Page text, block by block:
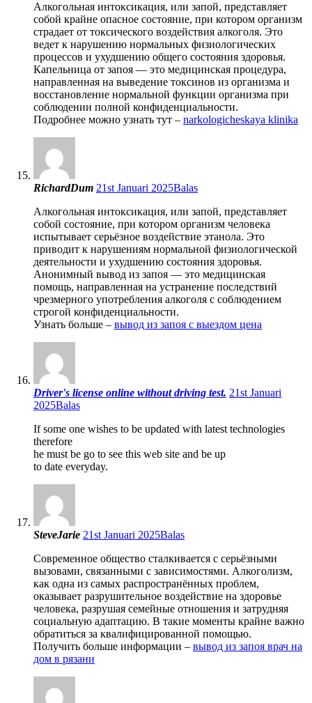
Алкогольная интоксикация, или запой, представляет
собой крайне опасное состояние, при котором организм
страдает от токсического воздействия алкоголя. Это
ведет к нарушению нормальных физиологических
процессов и ухудшению общего состояния здоровья.
Капельница от запоя — это медицинская процедура,
направленная на выведение токсинов из организма и
восстановление нормальной функции организма при
соблюдении полной конфиденциальности.
Подробнее можно узнать тут – narkologicheskaya klinika
RichardDum 21st Januari 2025Balas
Алкогольная интоксикация, или запой, представляет
собой состояние, при котором организм человека
испытывает серьёзное воздействие этанола. Это
приводит к нарушениям нормальной физиологической
деятельности и ухудшению состояния здоровья.
Анонимный вывод из запоя — это медицинская
помощь, направленная на устранение последствий
чрезмерного употребления алкоголя с соблюдением
строгой конфиденциальности.
Узнать больше – вывод из запоя с выездом цена
Driver's license online without driving test. 21st Januari
2025Balas
If some one wishes to be updated with latest technologies
therefore
he must be go to see this web site and be up
to date everyday.
SteveJarie 21st Januari 2025Balas
Современное общество сталкивается с серьёзными
вызовами, связанными с зависимостями. Алкоголизм,
как одна из самых распространённых проблем,
оказывает разрушительное воздействие на здоровье
человека, разрушая семейные отношения и затрудняя
социальную адаптацию. В такие моменты крайне важно
обратиться за квалифицированной помощью.
Получить больше информации – вывод из запоя врач на
дом в рязани